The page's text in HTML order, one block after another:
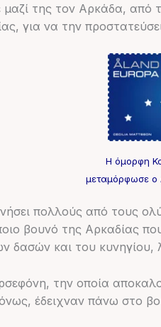
μαζί της τον Αρκάδα,
για να την
Η όμορφη
μεταμόρφωσε ο
πολλούς από τους
βουνό της Αρκαδίας
δασών και του
την οποία
έδειχναν πάνω